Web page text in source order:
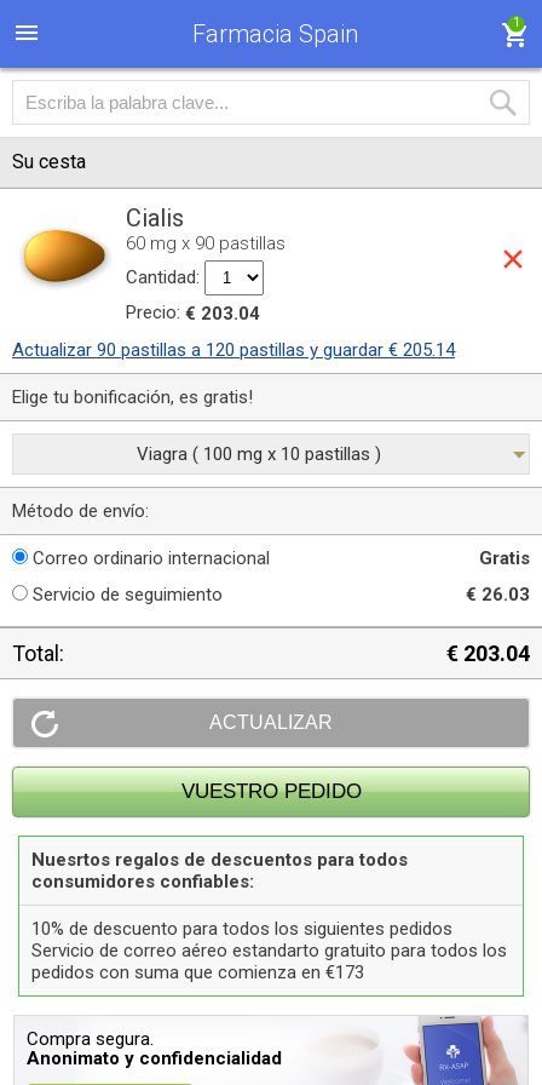
Farmacia Spain 1
Su cesta
Cialis
60 mg x 90 pastillas
Cantidad:
Precio: € 203.04
Actualizar 90 pastillas a 120 pastillas y guardar € 205.14
Elige tu bonificación, es gratis!
Viagra ( 100 mg x 10 pastillas )
Método de envío:
Correo ordinario internacional
Gratis
Servicio de seguimiento
€ 26.03
Total: € 203.04
Nuesrtos regalos de descuentos para todos
consumidores confiables:
10% de descuento para todos los siguientes pedidos
Servicio de correo aéreo estandarto gratuito para todos los
pedidos con suma que comienza en €173
Compra segura.
Anonimato y confidencialidad